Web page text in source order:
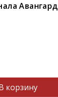
Авангард
корзину